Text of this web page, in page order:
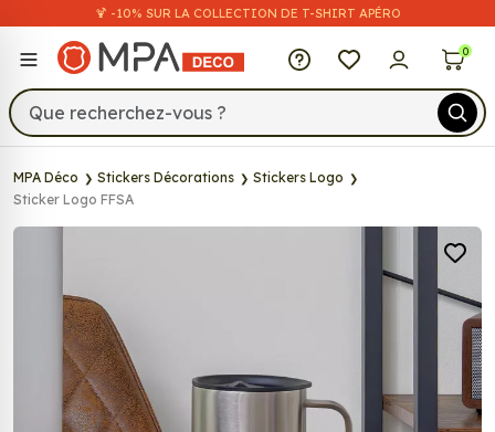
🍹 -10% SUR LA COLLECTION DE T-SHIRT APÉRO
MPA Déco 0
MPA Déco Stickers Décorations
Stickers Logo
Sticker Logo FFSA